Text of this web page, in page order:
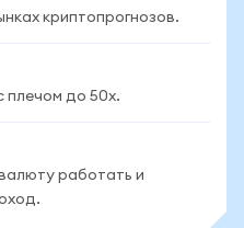
криптопрогнозов.
плечом до 50x.
работать и